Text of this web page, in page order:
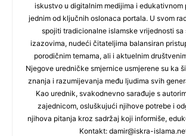
iskustvo u digitalnim medijima i edukativnom
jednim od ključnih oslonaca portala. U svom
spojiti tradicionalne islamske vrijednosti sa
izazovima, nudeći čitateljima balansiran
porodičnim temama, ali i aktuelnim
Njegove uredničke smjernice usmjerene su ka
znanja i razumijevanja među ljudima svih
Kao urednik, svakodnevno sarađuje s
zajednicom, osluškujući njihove potrebe i
njihova pitanja kroz sadržaj koji informiše,
Kontakt: damir@iskra-